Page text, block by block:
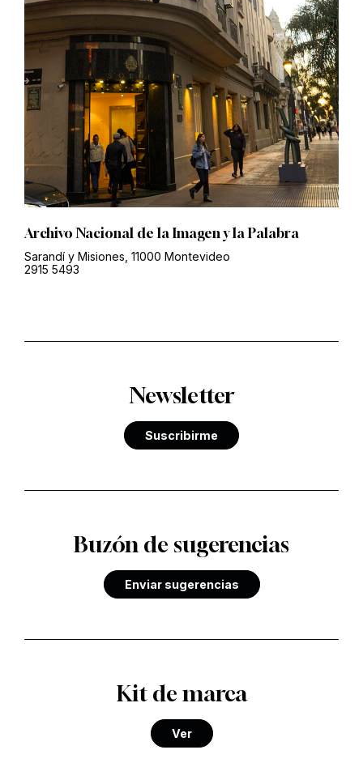
Archivo Nacional de la Imagen y la Palabra
Sarandí y Misiones, 11000 Montevideo
2915 5493
Newsletter
Suscribirme
Buzón de sugerencias
Enviar sugerencias
Kit de marca
Ver